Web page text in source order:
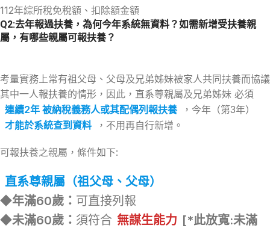
112年綜所稅免稅額、扣除額金額
Q2:去年報過扶養，為何今年系統無資料？如需新增受扶養親
屬，有哪些親屬可報扶養？
考量實務上常有祖父母、父母及兄弟姊妹被家人共同扶養而協議
其中一人報扶養的情形，因此，直系尊親屬及兄弟姊妹 必須
連續2年 被納稅義務人或其配偶列報扶養
，今年（第3年）
才能於系統查到資料
，不用再自行新增。
可報扶養之親屬，條件如下:
直系尊親屬（祖父母、父母）
◆年滿60歲： 可直接列報
◆未滿60歲： 須符合 無謀生能力 [*此放寬:未滿